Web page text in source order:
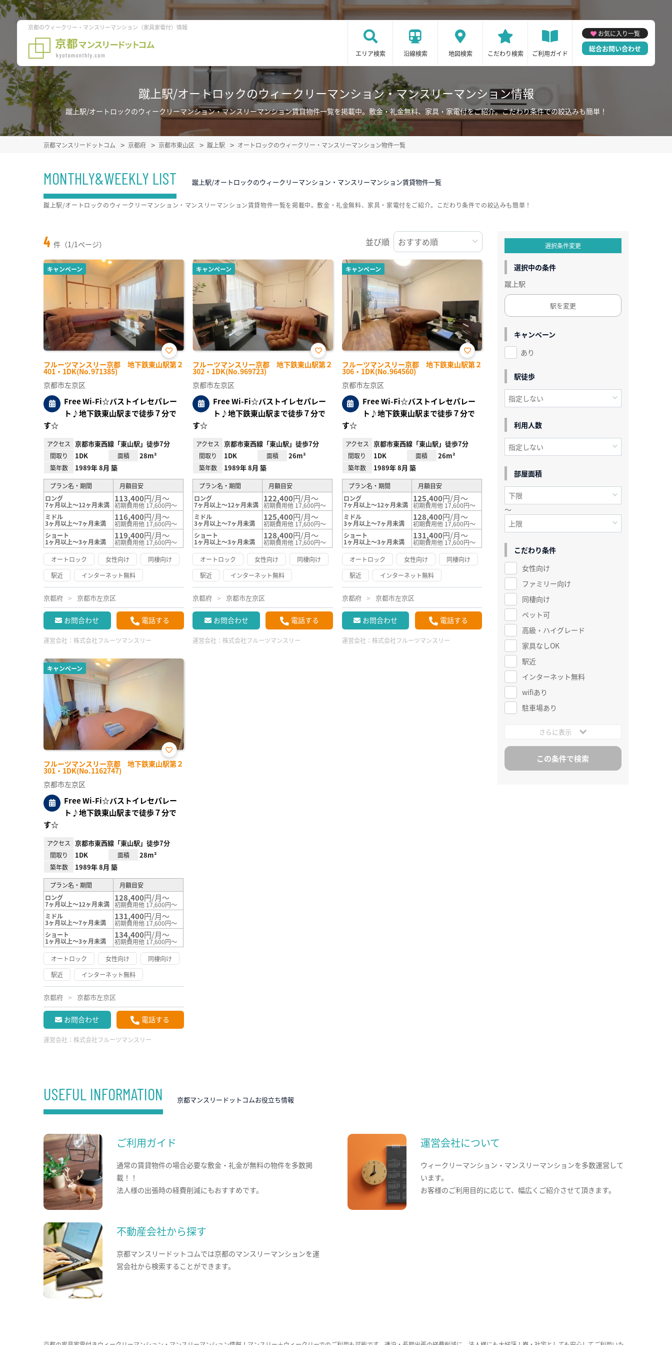
京都のウィークリー・マンスリーマンション（家具家電付）情報
エリア検索 沿線検索 地図検索 こだわり検索 ご利用ガイド
お気に入り一覧
総合お問い合わせ
蹴上駅/オートロックのウィークリーマンション・マンスリーマンション情報
蹴上駅/オートロックのウィークリーマンション・マンスリーマンション賃貸物件一覧を掲載中。敷金・礼金無料、家具・家電付をご紹介。こだわり条件での絞込みも簡単！
京都マンスリードットコム 京都府 京都市東山区 蹴上駅 オートロックのウィークリー・マンスリーマンション物件一覧
MONTHLY&WEEKLY LIST 蹴上駅/オートロックのウィークリーマンション・マンスリーマンション賃貸物件一覧
4 件（1/1ページ） 並び順
キャンペーン
フルーツマンスリー京都 地下鉄東山駅第２
401・1DK(No.971385)
お気
に入
京都市左京区
Free Wi-Fi☆バストイレセパレー
ト♪地下鉄東山駅まで徒歩７分で
す☆
アクセス 京都市東西線「東山駅」徒歩7分
間取り 1DK 面積 28m²
築年数 1989年 8月 築
プラン名・期間
月額目安
ロング
7ヶ月以上～12ヶ月未満
113,400円/月～
初期費用他 17,600円～
ミドル
3ヶ月以上～7ヶ月未満
116,400円/月～
初期費用他 17,600円～
ショート
1ヶ月以上～3ヶ月未満
119,400円/月～
初期費用他 17,600円～
オートロック
女性向け
同棲向け
駅近
インターネット無料
京都府 京都市左京区
お問合わせ 電話する
運営会社： 株式会社フルーツマンスリー
キャンペーン
フルーツマンスリー京都 地下鉄東山駅第２
302・1DK(No.969723)
お気
に入
京都市左京区
Free Wi-Fi☆バストイレセパレー
ト♪地下鉄東山駅まで徒歩７分で
す☆
アクセス 京都市東西線「東山駅」徒歩7分
間取り 1DK 面積 26m²
築年数 1989年 8月 築
プラン名・期間
月額目安
ロング
7ヶ月以上～12ヶ月未満
122,400円/月～
初期費用他 17,600円～
ミドル
3ヶ月以上～7ヶ月未満
125,400円/月～
初期費用他 17,600円～
ショート
1ヶ月以上～3ヶ月未満
128,400円/月～
初期費用他 17,600円～
オートロック
女性向け
同棲向け
駅近
インターネット無料
京都府 京都市左京区
お問合わせ 電話する
運営会社：株式会社フルーツマンスリー
キャンペーン
フルーツマンスリー京都 地下鉄東山駅第２
306・1DK(No.964560)
お気
に入
京都市左京区
Free Wi-Fi☆バストイレセパレー
ト♪地下鉄東山駅まで徒歩７分で
す☆
アクセス 京都市東西線「東山駅」徒歩7分
間取り 1DK 面積 26m²
築年数 1989年 8月 築
プラン名・期間
月額目安
ロング
7ヶ月以上～12ヶ月未満
125,400円/月～
初期費用他 17,600円～
ミドル
3ヶ月以上～7ヶ月未満
128,400円/月～
初期費用他 17,600円～
ショート
1ヶ月以上～3ヶ月未満
131,400円/月～
初期費用他 17,600円～
オートロック
女性向け
同棲向け
駅近
インターネット無料
京都府 京都市左京区
お問合わせ 電話する
運営会社： 株式会社フルーツマンスリー
キャンペーン
フルーツマンスリー京都 地下鉄東山駅第２
301・1DK(No.1162747)
お気
に入
京都市左京区
Free Wi-Fi☆バストイレセパレー
ト♪地下鉄東山駅まで徒歩７分で
す☆
アクセス 京都市東西線「東山駅」徒歩7分
間取り 1DK 面積 28m²
築年数 1989年 8月 築
プラン名・期間
月額目安
ロング
7ヶ月以上～12ヶ月未満
128,400円/月～
初期費用他 17,600円～
ミドル
3ヶ月以上～7ヶ月未満
131,400円/月～
初期費用他 17,600円～
ショート
1ヶ月以上～3ヶ月未満
134,400円/月～
初期費用他 17,600円～
オートロック
女性向け
同棲向け
駅近
インターネット無料
京都府 京都市左京区
お問合わせ 電話する
運営会社： 株式会社フルーツマンスリー
蹴上駅/オートロックのウィークリーマンション・マンスリーマンション賃貸物件一覧を掲載中。敷金・礼金無料、家具・家電付をご紹介。こだわり条件での絞込みも簡単！
選択条件変更
選択中の条件
蹴上駅
駅を変更
キャンペーン
あり
駅徒歩
利用人数
部屋面積
～
こだわり条件
女性向け
ファミリー向け
同棲向け
ペット可
高級・ハイグレード
家具なしOK
駅近
インターネット無料
wifiあり
駐車場あり
さらに表示
USEFUL INFORMATION 京都マンスリードットコムお役立ち情報
ご利用ガイド
通常の賃貸物件の場合必要な敷金・礼金が無料の物件を多数掲
載！！
法人様の出張時の経費削減にもおすすめです。
運営会社について
ウィークリーマンション・マンスリーマンションを多数運営して
います。
お客様のご利用目的に応じて、幅広くご紹介させて頂きます。
不動産会社から探す
京都マンスリードットコムでは京都のマンスリーマンションを運
営会社から検索することができます。